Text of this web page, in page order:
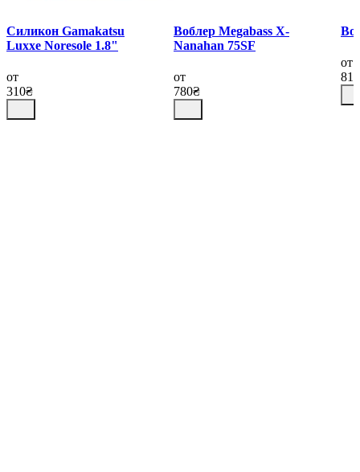
Силикон Gamakatsu
Luxxe Noresole 1.8"
от
310₴
Воблер Megabass X-
Nanahan 75SF
от
780₴
от